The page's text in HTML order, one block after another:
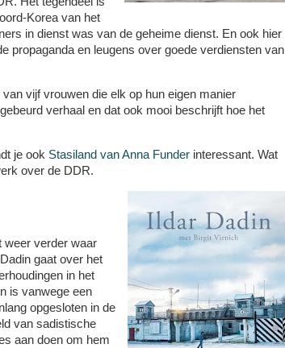
Korea van het
in dienst was van de geheime dienst. En ook hier
propaganda en leugens over goede verdiensten van
vijf vrouwen die elk op hun eigen manier
verhaal en dat ook mooi beschrijft hoe het
je ook Stasiland van Anna Funder interessant. Wat
over de DDR.
weer verder waar
gaat over het
in het
is vanwege een
opgesloten in de
van sadistische
aan doen om hem